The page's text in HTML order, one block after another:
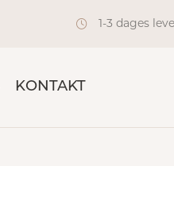
1-3 dages
KONTAKT